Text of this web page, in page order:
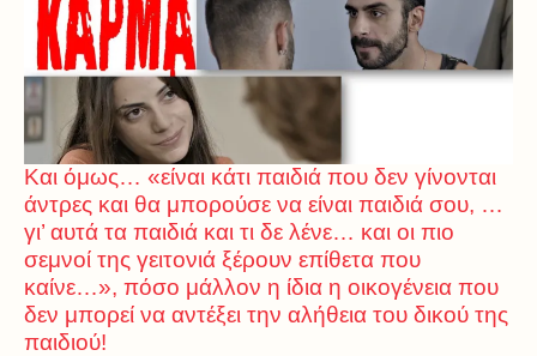
Και όμως… «είναι κάτι παιδιά που δεν γίνονται
άντρες και θα μπορούσε να είναι παιδιά σου, …
γι’ αυτά τα παιδιά και τι δε λένε… και οι πιο
σεμνοί της γειτονιά ξέρουν επίθετα που
καίνε…», πόσο μάλλον η ίδια η οικογένεια που
δεν μπορεί να αντέξει την αλήθεια του δικού της
παιδιού!